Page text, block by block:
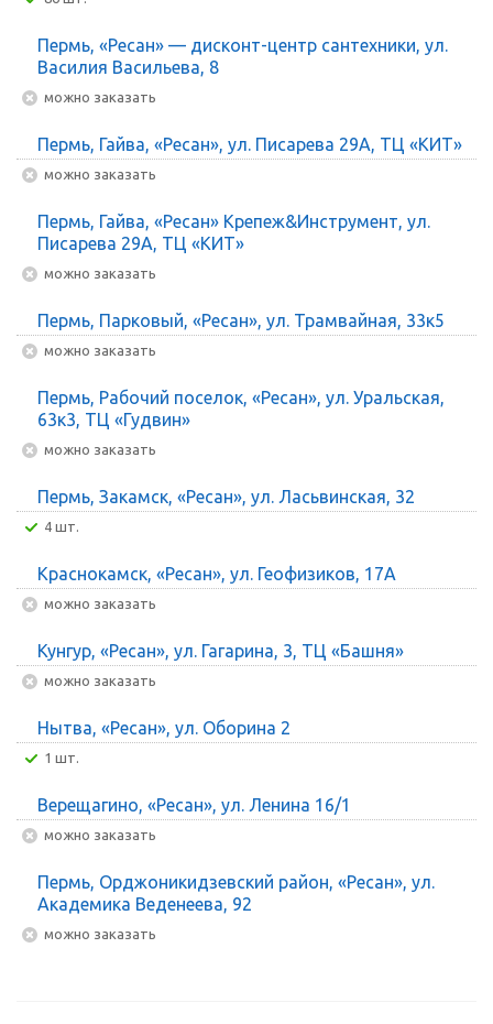
Пермь, «Ресан» — дисконт-центр сантехники, ул.
Василия Васильева, 8
Можно заказать
Пермь, Гайва, «Ресан», ул. Писарева 29А, ТЦ «КИТ»
Можно заказать
Пермь, Гайва, «Ресан» Крепеж&Инструмент, ул.
Писарева 29А, ТЦ «КИТ»
Можно заказать
Пермь, Парковый, «Ресан», ул. Трамвайная, 33к5
Можно заказать
Пермь, Рабочий поселок, «Ресан», ул. Уральская,
63к3, ТЦ «Гудвин»
Можно заказать
Пермь, Закамск, «Ресан», ул. Ласьвинская, 32
4 шт.
Краснокамск, «Ресан», ул. Геофизиков, 17А
Можно заказать
Кунгур, «Ресан», ул. Гагарина, 3, ТЦ «Башня»
Можно заказать
Нытва, «Ресан», ул. Оборина 2
1 шт.
Верещагино, «Ресан», ул. Ленина 16/1
Можно заказать
Пермь, Орджоникидзевский район, «Ресан», ул.
Академика Веденеева, 92
Можно заказать